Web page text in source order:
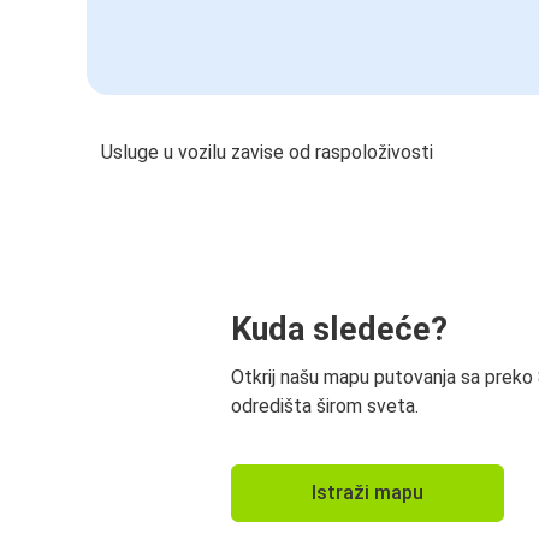
Usluge u vozilu zavise od raspoloživosti
Kuda sledeće?
Otkrij našu mapu putovanja sa
odredišta širom sveta.
Istraži mapu